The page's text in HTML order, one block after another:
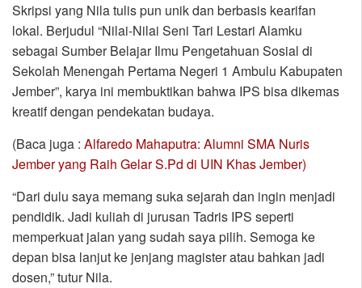
Skripsi yang Nila tulis pun unik dan berbasis kearifan
lokal. Berjudul “Nilai-Nilai Seni Tari Lestari Alamku
sebagai Sumber Belajar Ilmu Pengetahuan Sosial di
Sekolah Menengah Pertama Negeri 1 Ambulu Kabupaten
Jember”, karya ini membuktikan bahwa IPS bisa dikemas
kreatif dengan pendekatan budaya.
(Baca juga : Alfaredo Mahaputra: Alumni SMA Nuris
Jember yang Raih Gelar S.Pd di UIN Khas Jember)
“Dari dulu saya memang suka sejarah dan ingin menjadi
pendidik. Jadi kuliah di jurusan Tadris IPS seperti
memperkuat jalan yang sudah saya pilih. Semoga ke
depan bisa lanjut ke jenjang magister atau bahkan jadi
dosen,” tutur Nila.